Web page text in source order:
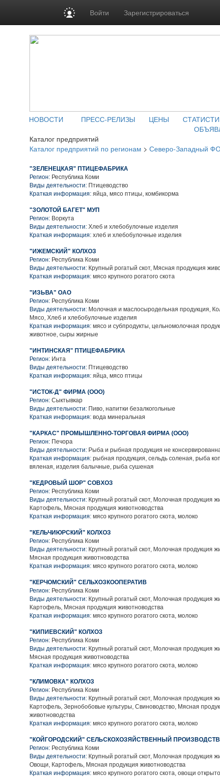
Войти Зарегистрироваться
НОВОСТИ ПРЕСС-РЕЛИЗЫ ЦЕНЫ
Каталог предприятий
Каталог предприятий по регионам > Северо-Западный
"ЗЕЛЕНЕЦКАЯ" ПТИЦЕФАБРИКА
Регион: Республика Коми
Виды деятельности: Птицеводство
Краткая информация: яйца, мясо птицы, комбикорма
"ЗОЛОТОЙ БАГЕТ" МУП
Регион: Воркута
Виды деятельности: Хлеб и хлебобулочные изделия
Краткая информация: хлеб и хлебобулочные изделия
"ИЖЕМСКИЙ" КОЛХОЗ
Регион: Республика Коми
Виды деятельности: Крупный рогатый скот, Мясная продукция
Краткая информация: мясо крупного рогатого скота
"ИЗЬВА" ОАО
Регион: Республика Коми
Виды деятельности: Молочная и маслосыродельная продукция,
Мясо, Хлеб и хлебобулочные изделия
Краткая информация: мясо и субпродукты, цельномолочная
животное, сыры жирные
"ИНТИНСКАЯ" ПТИЦЕФАБРИКА
Регион: Инта
Виды деятельности: Птицеводство
Краткая информация: яйца, мясо птицы
"ИСТОК-Д" ФИРМА (ООО)
Регион: Сыктывкар
Виды деятельности: Пиво, напитки безалкогольные
Краткая информация: вода минеральная
"КАРКАС" ПРОМЫШЛЕННО-ТОРГОВАЯ ФИРМА (ООО)
Регион: Печора
Виды деятельности: Рыба и рыбная продукция не
Краткая информация: рыбная продукция, сельдь соленая, рыба
вяленая, изделия балычные, рыба сушеная
"КЕДРОВЫЙ ШОР" СОВХОЗ
Регион: Республика Коми
Виды деятельности: Крупный рогатый скот, Молочная продукция
Картофель, Мясная продукция животноводства
Краткая информация: мясо крупного рогатого скота, молоко
"КЕЛЬЧИЮРСКИЙ" КОЛХОЗ
Регион: Республика Коми
Виды деятельности: Крупный рогатый скот, Молочная продукция
Мясная продукция животноводства
Краткая информация: мясо крупного рогатого скота, молоко
"КЕРЧОМСКИЙ" СЕЛЬХОЗКООПЕРАТИВ
Регион: Республика Коми
Виды деятельности: Крупный рогатый скот, Молочная продукция
Картофель, Мясная продукция животноводства
Краткая информация: мясо крупного рогатого скота, молоко
"КИПИЕВСКИЙ" КОЛХОЗ
Регион: Республика Коми
Виды деятельности: Крупный рогатый скот, Молочная продукция
Мясная продукция животноводства
Краткая информация: мясо крупного рогатого скота, молоко
"КЛИМОВКА" КОЛХОЗ
Регион: Республика Коми
Виды деятельности: Крупный рогатый скот, Молочная продукция
Картофель, Зернобобовые культуры, Свиноводство, Мясная
животноводства
Краткая информация: мясо крупного рогатого скота, молоко
"КОЙГОРОДСКИЙ" СЕЛЬСКОХОЗЯЙСТВЕННЫЙ
Регион: Республика Коми
Виды деятельности: Крупный рогатый скот, Молочная продукция
Овощи, Картофель, Мясная продукция животноводства
Краткая информация: мясо крупного рогатого скота, овощи